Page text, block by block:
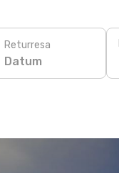
Returresa
Datum